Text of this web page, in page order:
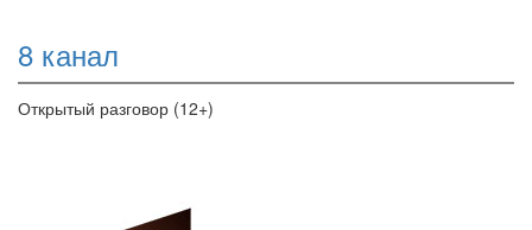
8 канал
Открытый разговор (12+)